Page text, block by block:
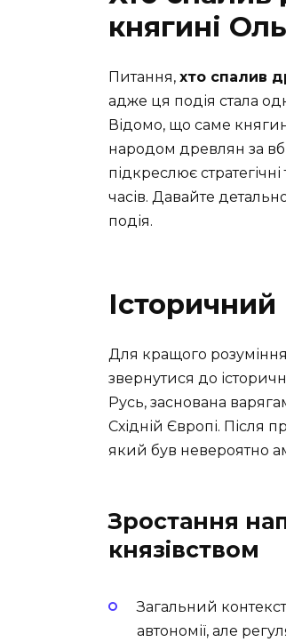
княгині
Питання, хто спалив
адже ця подія стала
Відомо, що саме
народом древлян за
підкреслює
часів. Давайте
подія.
Для кращого
звернутися до
Русь, заснована
Східній Європі. Після
який був невероятно
Зростання
князівством
Загальний
автономії, але